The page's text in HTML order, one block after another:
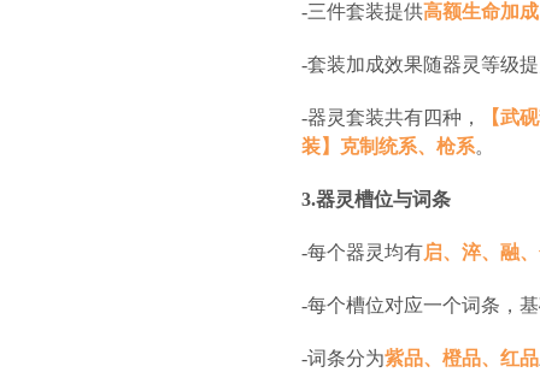
-三件套装提供高额生命加成
-套装加成效果随器灵等级
-器灵套装共有四种，
【武
装】克制统系、枪系。
3.器灵槽位与词条
-每个器灵均有启、淬、融
-每个槽位对应一个词条，
-词条分为紫品、橙品、红品